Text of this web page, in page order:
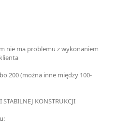
nie ma problemu z wykonaniem
200 (można inne między 100-
STABILNEJ KONSTRUKCJI